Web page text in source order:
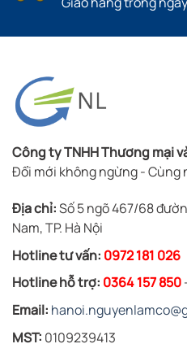
Công ty TNHH Thương mại
Đổi mới không ngừng - Cùng
Địa chỉ:Số 5 ngõ 467/68
Nam, TP. Hà Nội
Hotline tư vấn: 0972 181 026
Hotline hỗ trợ: 0364 157 850
Email:
MST: 0109239413